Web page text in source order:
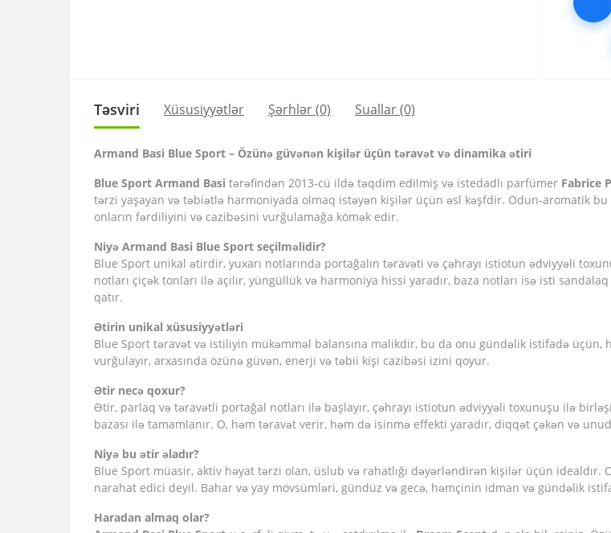
Təsviri Xüsusiyyətlər Şərhlər (0) Suallar(0)
Armand Basi Blue Sport – Özünə güvənən kişilər üçün təravət və dinamika ətiri
Blue Sport Armand Basi tərəfindən 2013-cü ildə təqdim edilmiş və istedadlı parfümer Fabrice
tərzi yaşayan və təbiətlə harmoniyada olmaq istəyən kişilər üçün əsl kəşfdir. Odun-aromatik
onların fərdiliyini və cazibəsini vurğulamağa kömək edir.
Niyə Armand Basi Blue Sport seçilməlidir?
Blue Sport unikal ətirdir, yuxarı notlarında portağalın təravəti və çəhrayı istiotun ədviyyəli
notları çiçək tonları ilə açılır, yüngüllük və harmoniya hissi yaradır, baza notları isə isti
qatır.
Ətirin unikal xüsusiyyətləri
Blue Sport təravət və istiliyin mükəmməl balansına malikdir, bu da onu gündəlik istifadə
vurğulayır, arxasında özünə güvən, enerji və təbii kişi cazibəsi izini qoyur.
Ətir necə qoxur?
Ətir, parlaq və təravətli portağal notları ilə başlayır, çəhrayı istiotun ədviyyəli toxunuşu ilə
bazası ilə tamamlanır. O, həm təravət verir, həm də isinmə effekti yaradır, diqqət çəkən və
Niyə bu ətir əladır?
Blue Sport müasir, aktiv həyat tərzi olan, üslub və rahatlığı dəyərləndirən kişilər üçün idealdır.
narahat edici deyil. Bahar və yay mövsümləri, gündüz və gecə, həmçinin idman və gündəlik
Haradan almaq olar?